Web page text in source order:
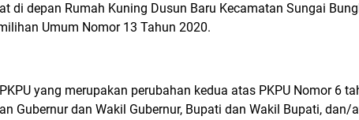
di depan Rumah Kuning Dusun Baru Kecamatan Sungai
Umum Nomor 13 Tahun 2020.
yang merupakan perubahan kedua atas PKPU Nomor 6
Gubernur dan Wakil Gubernur, Bupati dan Wakil Bupati, dan/